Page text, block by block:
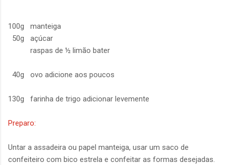
100g manteiga
50g açúcar
raspas de ½ limão bater
40g ovo adicione aos poucos
130g farinha de trigo adicionar levemente
Preparo:
Untar a assadeira ou papel manteiga, usar um saco de
confeiteiro com bico estrela e confeitar as formas desejadas.